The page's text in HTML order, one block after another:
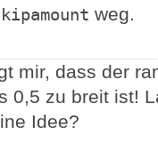
weg.
mir, dass der
0,5 zu breit ist!
Idee?